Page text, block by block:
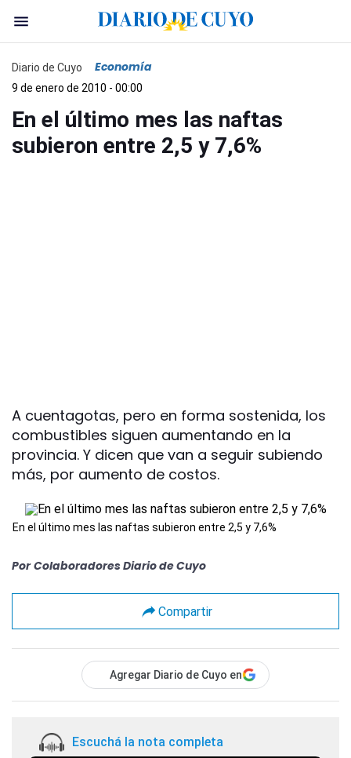
Diario de Cuyo Economía
9 de enero de 2010 - 00:00
En el último mes las naftas
subieron entre 2,5 y 7,6%
A cuentagotas, pero en forma sostenida, los
combustibles siguen aumentando en la
provincia. Y dicen que van a seguir subiendo
más, por aumento de costos.
En el último mes las naftas subieron entre 2,5 y 7,6%
Por Colaboradores Diario de Cuyo
Compartir
Agregar Diario de Cuyo en
Escuchá la nota completa